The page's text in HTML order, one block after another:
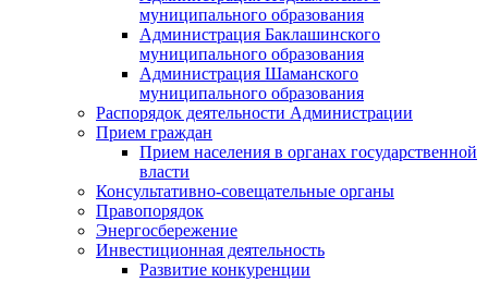
муниципального образования
Администрация Баклашинского
муниципального образования
Администрация Шаманского
муниципального образования
Распорядок деятельности Администрации
Прием граждан
Прием населения в органах государственной
власти
Консультативно-совещательные органы
Правопорядок
Энергосбережение
Инвестиционная деятельность
Развитие конкуренции